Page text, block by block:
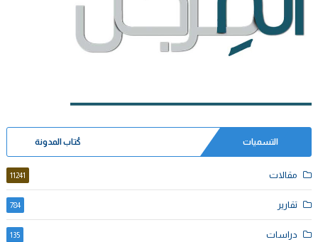
التسميات كُتاب المدونة
مقالات 11241
تقارير 784
دراسات 135